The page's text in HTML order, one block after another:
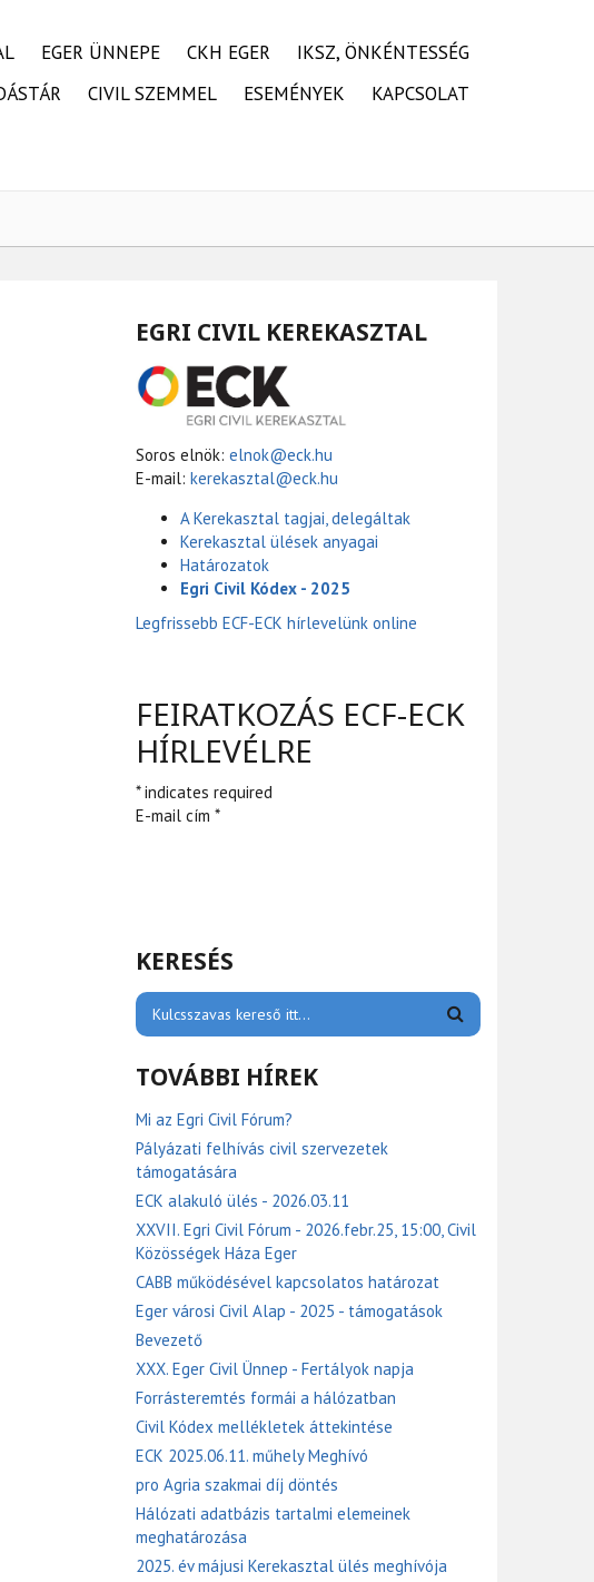
EGER ÜNNEPE CKH EGER
IKSZ, ÖNKÉNTESSÉG
CIVIL SZEMMEL ESEMÉNYEK KAPCSOLAT
EGRI CIVIL KEREKASZTAL
Soros elnök: elnok@eck.hu
E-mail: kerekasztal@eck.hu
A Kerekasztal tagjai, delegáltak
Kerekasztal ülések anyagai
Határozatok
Egri Civil Kódex - 2025
Legfrissebb ECF-ECK hírlevelünk online
FEIRATKOZÁS ECF-ECK
HÍRLEVÉLRE
* indicates required
E-mail cím *
KERESÉS
TOVÁBBI HÍREK
Mi az Egri Civil Fórum?
Pályázati felhívás civil szervezetek
támogatására
ECK alakuló ülés - 2026.03.11
XXVII. Egri Civil Fórum - 2026.febr.25, 15:00, Civil
Közösségek Háza Eger
CABB működésével kapcsolatos határozat
Eger városi Civil Alap - 2025 - támogatások
Bevezető
XXX. Eger Civil Ünnep - Fertályok napja
Forrásteremtés formái a hálózatban
Civil Kódex mellékletek áttekintése
ECK 2025.06.11. műhely Meghívó
pro Agria szakmai díj döntés
Hálózati adatbázis tartalmi elemeinek
meghatározása
2025. év májusi Kerekasztal ülés meghívója